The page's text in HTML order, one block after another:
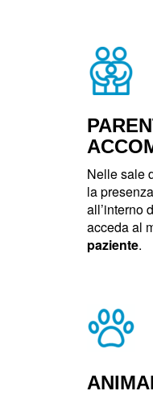
Nelle sale
la
all’interno
acceda al
paziente.